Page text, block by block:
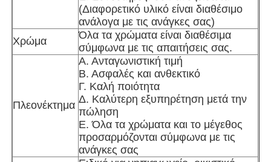
Σχεδιασμός νερού
Υπαίθρια παιδική χαρά
Προσαρμοσμένες διαφάνειες παιδικού χώρου
Τα Παιδιά Γλιστρούν Με Κουνούπια
(Διαφορετικό υλικό είναι διαθέσιμο
ανάλογα με τις ανάγκες σας)
Χρώμα
Όλα τα χρώματα είναι διαθέσιμα
σύμφωνα με τις απαιτήσεις σας.
Πλεονέκτημα
Α. Ανταγωνιστική τιμή
Β. Ασφαλές και ανθεκτικό
Γ. Καλή ποιότητα
Δ. Καλύτερη εξυπηρέτηση μετά την
πώληση
Ε. Όλα τα χρώματα και το μέγεθος
προσαρμόζονται σύμφωνα με τις
ανάγκες σας